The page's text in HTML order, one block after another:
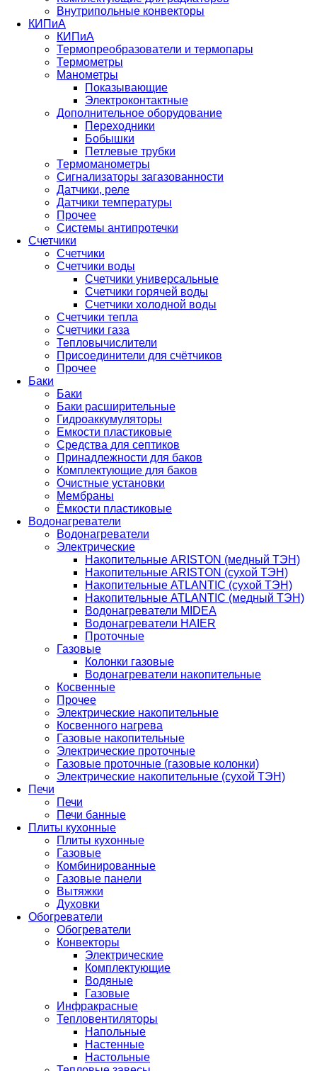
Внутрипольные конвекторы
КИПиА
КИПиА
Термопреобразователи и термопары
Термометры
Манометры
Показывающие
Электроконтактные
Дополнительное оборудование
Переходники
Бобышки
Петлевые трубки
Термоманометры
Сигнализаторы загазованности
Датчики, реле
Датчики температуры
Прочее
Системы антипротечки
Счетчики
Счетчики
Счетчики воды
Счетчики универсальные
Счетчики горячей воды
Счетчики холодной воды
Счетчики тепла
Счетчики газа
Тепловычислители
Присоединители для счётчиков
Прочее
Баки
Баки
Баки расширительные
Гидроаккумуляторы
Емкости пластиковые
Средства для септиков
Принадлежности для баков
Комплектующие для баков
Очистные установки
Мембраны
Ёмкости пластиковые
Водонагреватели
Водонагреватели
Электрические
Накопительные ARISTON (медный ТЭН)
Накопительные ARISTON (сухой ТЭН)
Накопительные ATLANTIC (сухой ТЭН)
Накопительные ATLANTIC (медный ТЭН)
Водонагреватели MIDEA
Водонагреватели HAIER
Проточные
Газовые
Колонки газовые
Водонагреватели накопительные
Косвенные
Прочее
Электрические накопительные
Косвенного нагрева
Газовые накопительные
Электрические проточные
Газовые проточные (газовые колонки)
Электрические накопительные (сухой ТЭН)
Печи
Печи
Печи банные
Плиты кухонные
Плиты кухонные
Газовые
Комбинированные
Газовые панели
Вытяжки
Духовки
Обогреватели
Обогреватели
Конвекторы
Электрические
Комплектующие
Водяные
Газовые
Инфракрасные
Тепловентиляторы
Напольные
Настенные
Настольные